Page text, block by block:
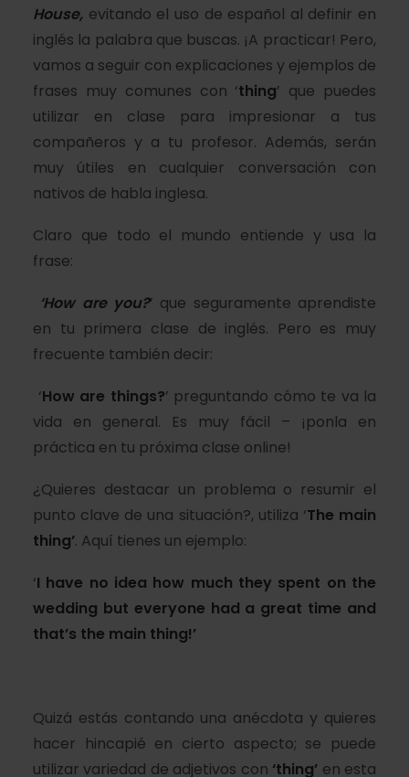
House, evitando el uso de español al definir en
inglés la palabra que buscas. ¡A practicar! Pero,
vamos a seguir con explicaciones y ejemplos de
frases muy comunes con ‘thing’ que puedes
utilizar en clase para impresionar a tus
compañeros y a tu profesor. Además, serán
muy útiles en cualquier conversación con
nativos de habla inglesa.
Claro que todo el mundo entiende y usa la
frase:
‘How are you?’ que seguramente aprendiste
en tu primera clase de inglés. Pero es muy
frecuente también decir:
‘How are things?’ preguntando cómo te va la
vida en general. Es muy fácil – ¡ponla en
práctica en tu próxima clase online!
¿Quieres destacar un problema o resumir el
punto clave de una situación?, utiliza ‘The main
thing’. Aquí tienes un ejemplo:
‘I have no idea how much they spent on the
wedding but everyone had a great time and
that’s the main thing!’
Quizá estás contando una anécdota y quieres
hacer hincapié en cierto aspecto; se puede
utilizar variedad de adjetivos con ‘thing’ en esta